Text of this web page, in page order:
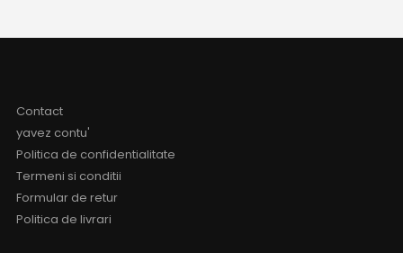
Contact
yavez contu'
Politica de confidentialitate
Termeni si conditii
Formular de retur
Politica de livrari